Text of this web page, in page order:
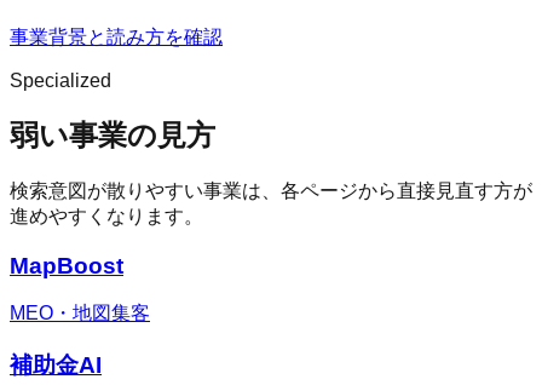
事業背景と読み方を確認
Specialized
弱い事業の見方
検索意図が散りやすい事業は、各ページから直接見直す方が
進めやすくなります。
MapBoost
MEO・地図集客
補助金AI